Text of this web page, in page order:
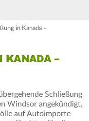
in Kanada –
– Z
Schließung
Windsor angekündigt,
auf Autoimporte